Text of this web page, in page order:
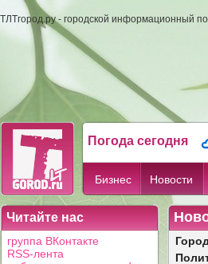
ТЛТгород.ру - городской информационный
Погода сегодня
Бизнес Новости
Читайте нас
группа ВКонтакте
RSS-лента